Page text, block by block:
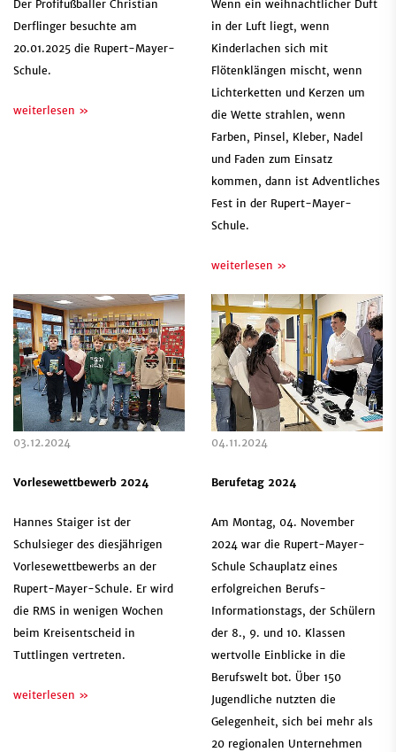
Der Profifußballer Christian
Derflinger besuchte am
20.01.2025 die Rupert-Mayer-
Schule.
weiterlesen »
Wenn ein weihnachtlicher Duft
in der Luft liegt, wenn
Kinderlachen sich mit
Flötenklängen mischt, wenn
Lichterketten und Kerzen um
die Wette strahlen, wenn
Farben, Pinsel, Kleber, Nadel
und Faden zum Einsatz
kommen, dann ist Adventliches
Fest in der Rupert-Mayer-
Schule.
weiterlesen »
03.12.2024
Vorlesewettbewerb 2024
Hannes Staiger ist der
Schulsieger des diesjährigen
Vorlesewettbewerbs an der
Rupert-Mayer-Schule. Er wird
die RMS in wenigen Wochen
beim Kreisentscheid in
Tuttlingen vertreten.
weiterlesen »
04.11.2024
Berufetag 2024
Am Montag, 04. November
2024 war die Rupert-Mayer-
Schule Schauplatz eines
erfolgreichen Berufs-
Informationstags, der Schülern
der 8., 9. und 10. Klassen
wertvolle Einblicke in die
Berufswelt bot. Über 150
Jugendliche nutzten die
Gelegenheit, sich bei mehr als
20 regionalen Unternehmen